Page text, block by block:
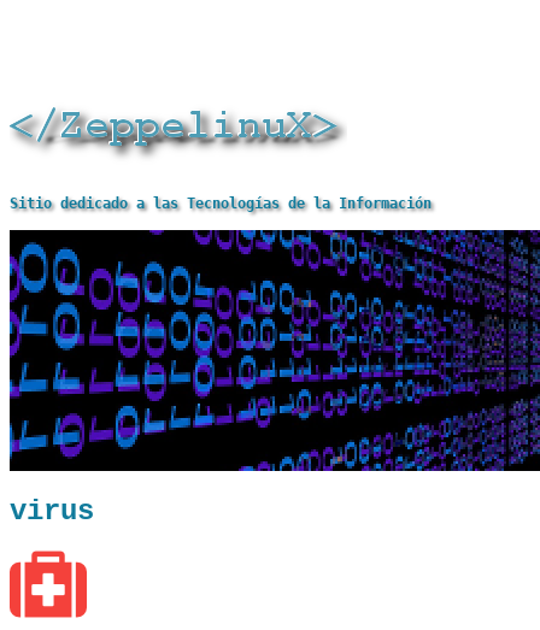
Sitio dedicado a las Tecnologías de la Información
virus